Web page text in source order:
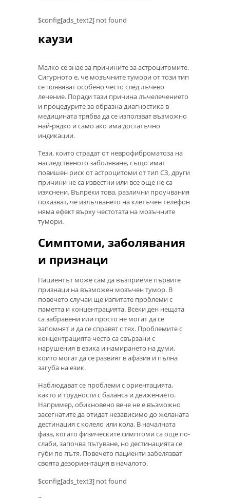
$config[ads_text2] not found
каузи
Малко се знае за причините за астроцитомите.
Сигурното е, че мозъчните тумори от този тип
се появяват особено често след лъчево
лечение. Поради тази причина лъчелечението
и процедурите за образна диагностика в
медицината трябва да се използват възможно
най-рядко и само ако има достатъчно
индикации.
Тези, които страдат от неврофиброматоза на
наследственото заболяване, също имат
повишен риск от астроцитоми от тип СЗ, други
причини не са известни или все още не са
изяснени. Въпреки това, различни проучвания
показват, че излъчването на клетъчен телефон
няма ефект върху честотата на мозъчните
тумори.
Симптоми, заболявания
и признаци
Пациентът може сам да възприеме първите
признаци на възможен мозъчен тумор. В
повечето случаи ще изпитате проблеми с
паметта и концентрацията. Всеки ден нещата
са забравени или просто не могат да се
запомнят и да се справят с тях. Проблемите с
концентрацията често са свързани с
нарушения в езика и намирането на думи,
които могат да се развият в афазия и пълна
загуба на език.
Наблюдават се проблеми с ориентацията,
както и трудности с баланса и движението.
Например, обикновено вече не е възможно
засегнатите да отидат независимо до желаната
дестинация с колело или кола. В началната
фаза, когато физическите симптоми са още по-
слаби, започва пътуване, но дестинацията се
губи по пътя. Повечето пациенти забелязват
своята дезориентация в началото.
$config[ads_text3] not found